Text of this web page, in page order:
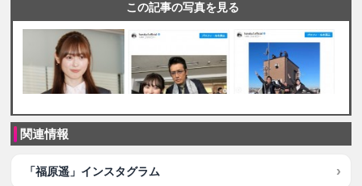
この記事の写真を見る
関連情報
「福原遥」インスタグラム